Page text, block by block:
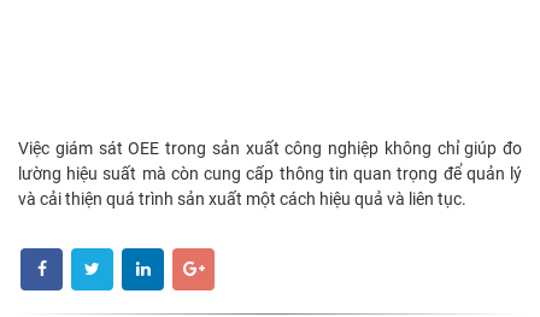
Việc giám sát OEE trong sản xuất công nghiệp không chỉ giúp đo
lường hiệu suất mà còn cung cấp thông tin quan trọng để quản lý
và cải thiện quá trình sản xuất một cách hiệu quả và liên tục.